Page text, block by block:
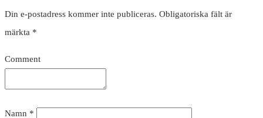
Din e-postadress kommer inte publiceras. Obligatoriska fält är
märkta *
Comment
Namn *